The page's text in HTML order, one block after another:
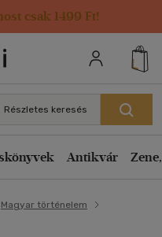
csak 1499 Ft!
Részletes keresés
Antikvár
Magyar történelem